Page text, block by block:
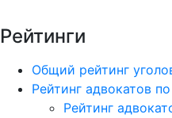
Рейтинги
Общий рейтинг
Рейтинг адвокатов
Рейтинг